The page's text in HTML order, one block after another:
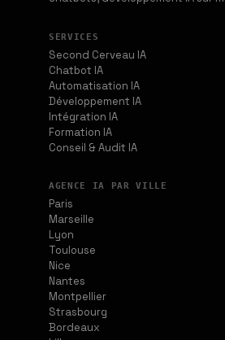
SERVICES
Second Cerveau IA
Chatbot IA
Automatisation IA
Développement IA
Intégration IA
Formation IA
Conseil & Audit IA
AGENCE IA PAR VILLE
Paris
Marseille
Lyon
Toulouse
Nice
Nantes
Montpellier
Strasbourg
Bordeaux